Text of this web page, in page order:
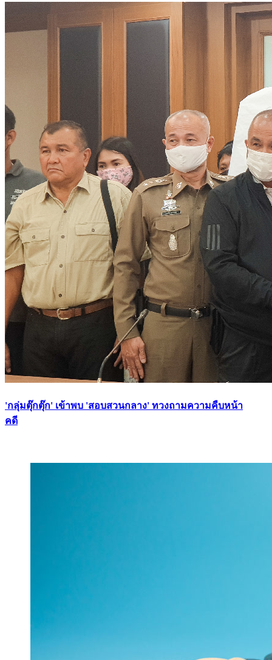
'กลุ่มตุ๊กตุ๊ก' เข้าพบ 'สอบสวนกลาง' ทวงถามความคืบหน้า
คดี